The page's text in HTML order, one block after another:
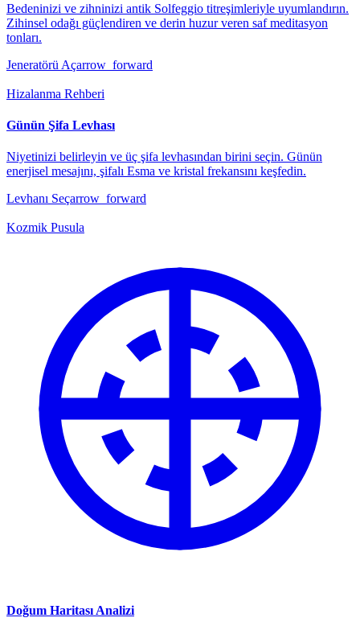
Bedeninizi ve zihninizi antik Solfeggio titreşimleriyle uyumlandırın.
Zihinsel odağı güçlendiren ve derin huzur veren saf meditasyon
tonları.
Jeneratörü Açarrow_forward
Hizalanma Rehberi
Günün Şifa Levhası
Niyetinizi belirleyin ve üç şifa levhasından birini seçin. Günün
enerjisel mesajını, şifalı Esma ve kristal frekansını keşfedin.
Levhanı Seçarrow_forward
Kozmik Pusula
Doğum Haritası Analizi